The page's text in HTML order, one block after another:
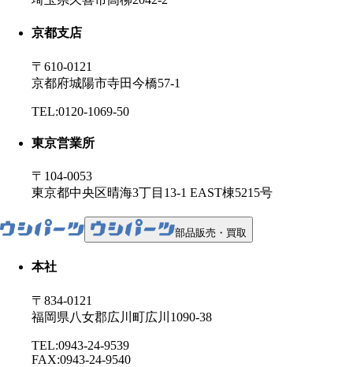
京都支店
〒610-0121
京都府城陽市寺田今橋57-1
TEL:0120-1069-50
東京営業所
〒104-0053
東京都中央区晴海3丁目13-1 EAST棟5215号
部品販売・買取
本社
〒834-0121
福岡県八女郡広川町広川1090-38
TEL:0943-24-9539
FAX:0943-24-9540